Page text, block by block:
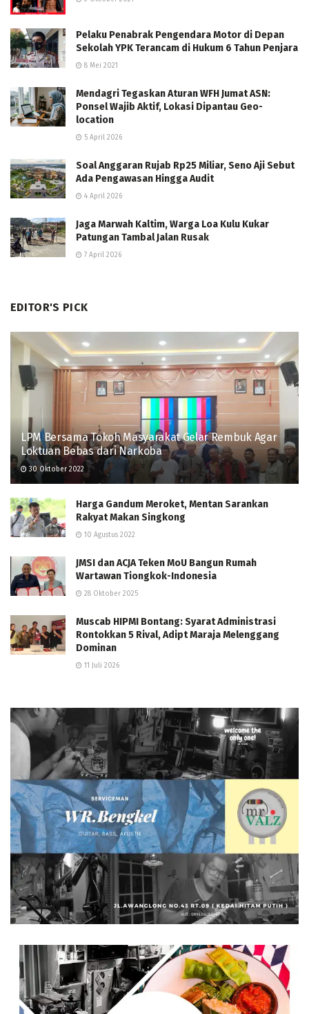
Pelaku Penabrak Pengendara Motor di Depan
Sekolah YPK Terancam di Hukum 6 Tahun Penjara
8 Mei 2021
Mendagri Tegaskan Aturan WFH Jumat ASN:
Ponsel Wajib Aktif, Lokasi Dipantau Geo-
location
5 April 2026
Soal Anggaran Rujab Rp25 Miliar, Seno Aji Sebut
Ada Pengawasan Hingga Audit
4 April 2026
Jaga Marwah Kaltim, Warga Loa Kulu Kukar
Patungan Tambal Jalan Rusak
7 April 2026
EDITOR'S PICK
LPM Bersama Tokoh Masyarakat Gelar Rembuk Agar
Loktuan Bebas dari Narkoba
30 Oktober 2022
Harga Gandum Meroket, Mentan Sarankan
Rakyat Makan Singkong
10 Agustus 2022
JMSI dan ACJA Teken MoU Bangun Rumah
Wartawan Tiongkok-Indonesia
28 Oktober 2025
Muscab HIPMI Bontang: Syarat Administrasi
Rontokkan 5 Rival, Adipt Maraja Melenggang
Dominan
11 Juli 2026